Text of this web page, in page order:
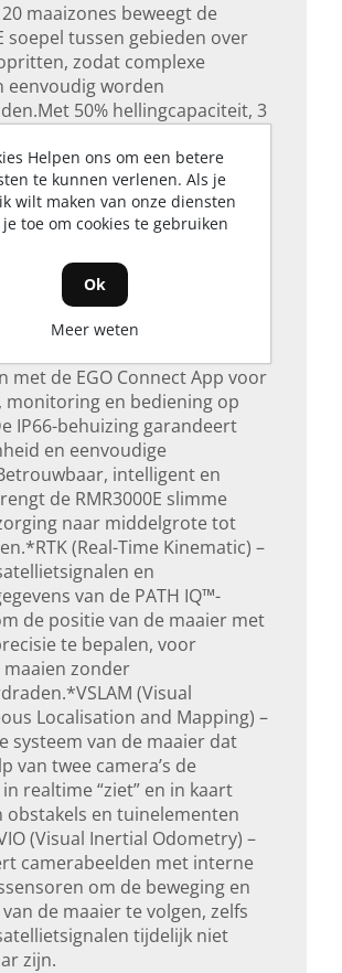
maaizones beweegt de
soepel tussen gebieden over
zodat complexe
eenvoudig worden
50% hellingcapaciteit, 3
messen en elektronische
instelling van 20–90 mm past
verschillende terreinen aan en
perfect afgestemd
Regenherkenning pauzeert
GPS biedt extra
met meldingen op
, Wi-Fi- en 4G-
met de EGO Connect App voor
monitoring en bediening op
IP66-behuizing garandeert
en eenvoudige
intelligent en
de RMR3000E slimme
naar middelgrote tot
(Real-Time Kinematic) –
en
van de PATH IQ™-
de positie van de maaier met
te bepalen, voor
zonder
(Visual
Localisation and Mapping) –
systeem van de maaier dat
van twee camera’s de
realtime “ziet” en in kaart
obstakels en tuinelementen
(Visual Inertial Odometry) –
camerabeelden met interne
om de beweging en
de maaier te volgen, zelfs
tijdelijk niet
zijn.
Helpen ons om een betere
te kunnen verlenen. Als je
wilt maken van onze diensten
toe om cookies te gebruiken
Ok
Meer weten